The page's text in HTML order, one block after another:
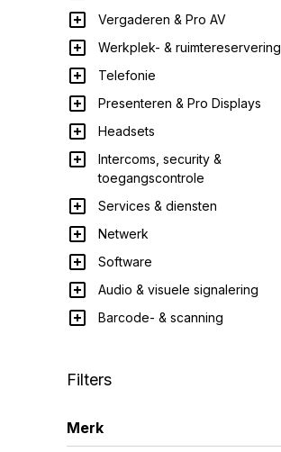
Vergaderen & Pro AV
Werkplek- & ruimtereservering
Telefonie
Presenteren & Pro Displays
Headsets
Intercoms, security &
toegangscontrole
Services & diensten
Netwerk
Software
Audio & visuele signalering
Barcode- & scanning
Filters
Merk